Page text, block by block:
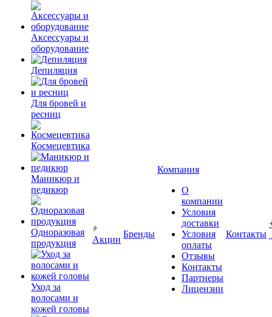
Аксессуары и
оборудование
Депиляция
Для бровей и
ресниц
Космецевтика
Маникюр и
педикюр
Одноразовая
продукция
Уход за
волосами и
кожей головы
Акции
Бренды
Компания
О
компании
Условия
доставки
Условия
оплаты
Отзывы
Контакты
Партнеры
Лицензии
Контакты